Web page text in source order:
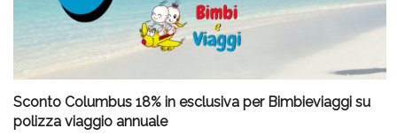
Sconto Columbus 18% in esclusiva per Bimbieviaggi su
polizza viaggio annuale